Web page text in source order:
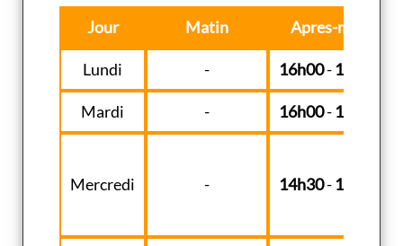
Jour Matin Apres-midi
Lundi - 16h00- 18h30
Mardi - 16h00- 18h30
Mercredi - 14h30- 18h30